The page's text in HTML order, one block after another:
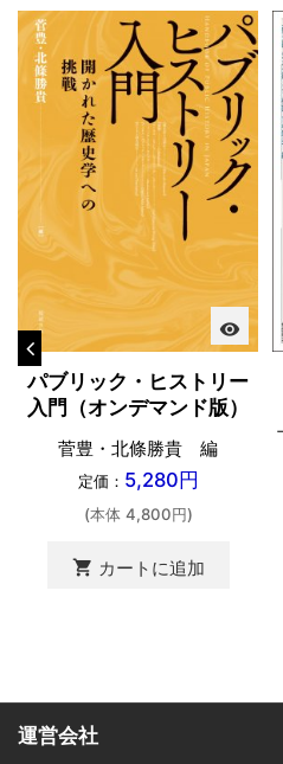
visibility
パブリック・ヒストリー
入門（オンデマンド版）
菅豊・北條勝貴 編
定価： 5,280円
(本体 4,800円)
shopping_cart カートに追加
運営会社